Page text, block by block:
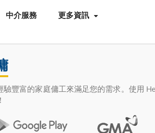
中介服務 更多資訊
豐富的家庭傭工來滿足您的需求。使用